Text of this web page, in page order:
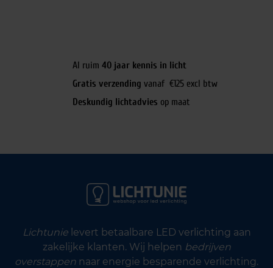
Al ruim 40 jaar kennis in licht
Gratis verzending vanaf €125 excl btw
Deskundig lichtadvies op maat
Lichtunielevert betaalbare LED verlichting aan
zakelijke klanten. Wij helpen bedrijven
overstappen naar energie besparende verlichting.